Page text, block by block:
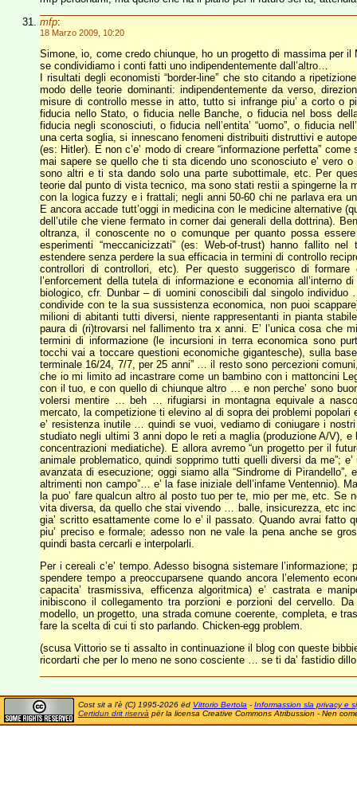
mfp:
18 Marzo 2009, 10:20
Simone, io, come credo chiunque, ho un progetto di massima
se condividiamo i conti fatti uno indipendentemente dall’altro…
I risultati degli economisti “border-line” che sto citando a
modo delle teorie dominanti: indipendentemente da verso,
misure di controllo messe in atto, tutto si infrange piu’ a corto o
fiducia nello Stato, o fiducia nelle Banche, o fiducia nel boss
fiducia negli sconosciuti, o fiducia nell’entita’ “uomo”, o fiducia
una certa soglia, si innescano fenomeni distribuiti distruttivi e
(es: Hitler). E non c’e’ modo di creare “informazione perfetta”
mai sapere se quello che ti sta dicendo uno sconosciuto e’ vero
sono altri e ti sta dando solo una parte subottimale, etc. Per
teorie dal punto di vista tecnico, ma sono stati restii a spingerne la
con la logica fuzzy e i frattali; negli anni 50-60 chi ne parlava era
E ancora accade tutt’oggi in medicina con le medicine alternative
dell’utile che viene fermato in corner dai generali della dottrina).
oltranza, il conoscente no o comunque per quanto possa
esperimenti “meccanicizzati” (es: Web-of-trust) hanno fallito
estendere senza perdere la sua efficacia in termini di controllo
controllori di controllori, etc). Per questo suggerisco di
l’enforcement della tutela di informazione e economia
biologico, cfr. Dunbar – di uomini conoscibili dal singolo
condivide con te la sua sussistenza economica, non puoi
milioni di abitanti tutti diversi, niente rappresentanti in pianta
paura di (ri)trovarsi nel fallimento tra x anni. E’ l’unica cosa che
termini di informazione (le incursioni in terra economica sono
tocchi vai a toccare questioni economiche gigantesche), sulla
terminale 16/24, 7/7, per 25 anni” … il resto sono percezioni
che io mi limito ad incastrare come un bambino con i mattoncini
con il tuo, e con quello di chiunque altro … e non perche’ sono
volersi mentire … beh … rifugiarsi in montagna equivale a
mercato, la competizione ti elevino al di sopra dei problemi
e’ resistenza inutile … quindi se vuoi, vediamo di coniugare i
studiato negli ultimi 3 anni dopo le reti a maglia (produzione A/V),
concentrazioni mediatiche). E allora avremo “un progetto per il
animale problematico, quindi sopprimo tutti quelli diversi da me”;
avanzata di esecuzione; oggi siamo alla “Sindrome di Pirandello”,
altrimenti non campo”… e’ la fase iniziale dell’infame Ventennio).
la puo’ fare qualcun altro al posto tuo per te, mio per me, etc. Se
vita diversa, da quello che stai vivendo … balle, insicurezza, etc
gia’ scritto esattamente come lo e’ il passato. Quando avrai fatto
piu’ preciso e formale; adesso non ne vale la pena anche se
quindi basta cercarli e interpolarli.
Per i cereali c’e’ tempo. Adesso bisogna sistemare
spendere tempo a preoccuparsene quando ancora l’elemento
capacita’ trasmissiva, efficenza algoritmica) e’ castrata e
inibiscono il collegamento tra porzioni e porzioni del cervello.
modello, un progetto, una strada comune coerente, completa, e
fare la scelta di cui ti sto parlando. Chicken-egg problem.
(scusa Vittorio se ti assalto in continuazione il blog con queste
ricordarti che per lo meno ne sono cosciente … se ti da’ fastidio
Cost sit a l'è (C) 1995-2026 ëd Vittorio Bertola - Informassion sla privacy e
Certidun drit riservà për la licensa Creative Commons Atribussion - Nen